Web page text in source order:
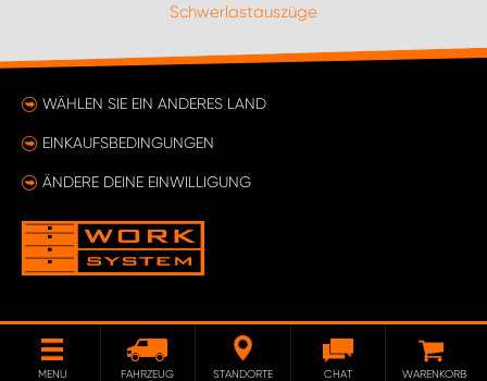
Schwerlastauszüge
WÄHLEN SIE EIN ANDERES LAND
EINKAUFSBEDINGUNGEN
ÄNDERE DEINE EINWILLIGUNG
MENÜ
FAHRZEUG
STANDORTE CHAT WARENKORB